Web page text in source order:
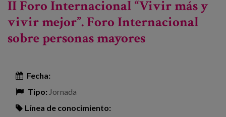
II Foro Internacional “Vivir más y
vivir mejor”. Foro Internacional
sobre personas mayores
Fecha:
Tipo: Jornada
Línea de conocimiento: